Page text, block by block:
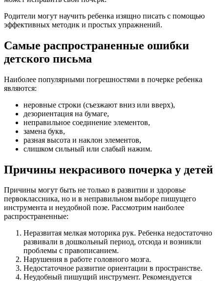
Родители могут научить ребенка изящно писать с помощью
эффективных методик и простых упражнений.
Самые распространенные ошибки
детского письма
Наиболее популярными погрешностями в почерке ребенка
являются:
неровные строки (съезжают вниз или вверх),
дезориентация на бумаге,
неправильное соединение элементов,
замена букв,
разная высота и наклон элементов,
слишком сильный или слабый нажим.
Причины некрасивого почерка у детей
Причины могут быть не только в развитии и здоровье
первоклассника, но и в неправильном выборе пишущего
инструмента и неудобной позе. Рассмотрим наиболее
распространенные:
Неразвитая мелкая моторика рук. Ребенка недостаточно
развивали в дошкольный период, отсюда и возникли
проблемы с правописанием.
Нарушения в работе головного мозга.
Недостаточное развитие ориентации в пространстве.
Неудобный пишущий инструмент. Рекомендуется